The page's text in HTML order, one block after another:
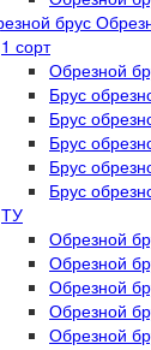
1 сорт
Обрезной
Брус
Брус
Брус
Брус
Брус
ТУ
Обрезной
Обрезной
Обрезной
Обрезной
Обрезной